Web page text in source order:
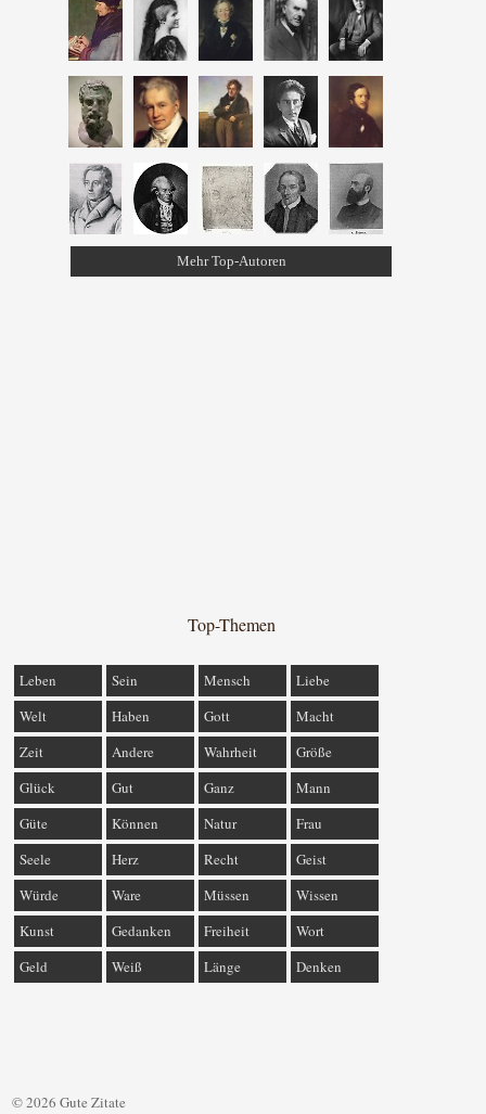
Mehr Top-Autoren
Top-Themen
Leben Sein Mensch
Liebe
Welt
Haben Gott
Macht
Zeit
Andere Wahrheit
Größe
Glück
Gut Ganz
Mann
Güte
Können Natur
Frau
Seele
Herz Recht
Geist
Würde
Ware Müssen
Wissen
Kunst
Gedanken Freiheit
Wort
Geld
Weiß Länge Denken
© 2026 Gute Zitate